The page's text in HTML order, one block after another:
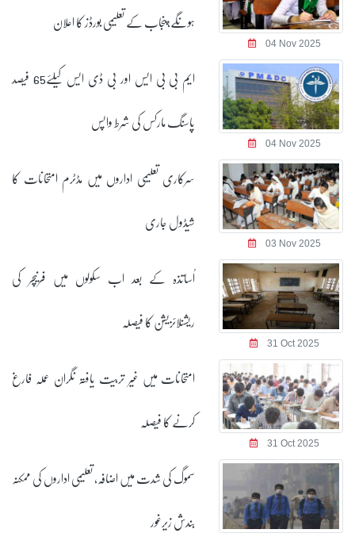
04 Nov 2025
ہونگے،پنجاب کے تعلیمی بورڈز کا اعلان
04 Nov 2025
ایم بی بی ایس اور بی ڈی ایس کیلئے65 فیصد
پاسنگ مارکس کی شرط واپس
03 Nov 2025
سرکاری تعلیمی اداروں میں مڈٹرم امتحانات کا
شیڈول جاری
31 Oct 2025
اُساتذہ کے بعد اب سکولوں میں فرنیچر کی
ریشنلائزیشن کا فیصلہ
31 Oct 2025
امتحانات میں غیر تربیت یافتہ نگران عملہ فارغ
کرنے کا فیصلہ
سموگ کی شدت میں اضافہ، تعلیمی اداروں کی ممکنہ
بندش زیرغور